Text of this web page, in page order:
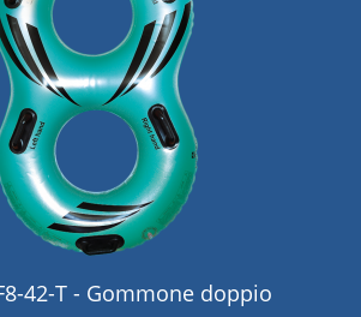
42-T - Gommone doppio